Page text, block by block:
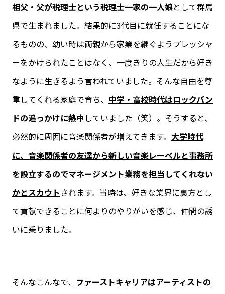
祖父・父が税理士という税理士一家の一人娘として群馬
県で生まれました。結果的に3代目に就任することにな
るものの、幼い時は両親から家業を継ぐようプレッシャ
ーをかけられたことはなく、一度きりの人生だから好き
なように生きるよう言われていました。そんな自由を尊
重してくれる家庭で育ち、 中学・高校時代はロックバン
ドの追っかけに熱中 していました（笑）。そうすると、
必然的に周囲に音楽関係者が増えてきます。 大学時代
に、 音楽関係者の友達から新しい音楽レーベルと事務所
を設立するのでマネージメント業務を担当してくれない
かとスカウトされます。当時は、好きな業界に裏方とし
て貢献できることに何よりのやりがいを感じ、仲間の誘
いに乗りました。
そんなこんなで、 ファーストキャリアはアーティストの